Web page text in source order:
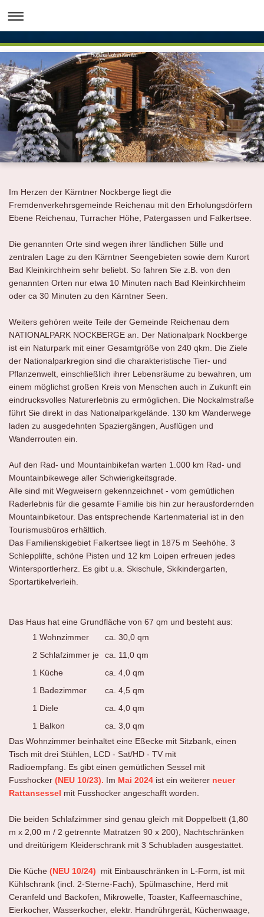
Hüttenurlaub in Kärnten
Im Herzen der Kärntner Nockberge liegt die
Fremdenverkehrsgemeinde Reichenau mit den Erholungsdörfern
Ebene Reichenau, Turracher Höhe, Patergassen und Falkertsee.
Die genannten Orte sind wegen ihrer ländlichen Stille und
zentralen Lage zu den Kärntner Seengebieten sowie dem Kurort
Bad Kleinkirchheim sehr beliebt. So fahren Sie z.B. von den
genannten Orten nur etwa 10 Minuten nach Bad Kleinkirchheim
oder ca 30 Minuten zu den Kärntner Seen.
Weiters gehören weite Teile der Gemeinde Reichenau dem
NATIONALPARK NOCKBERGE an. Der Nationalpark Nockberge
ist ein Naturpark mit einer Gesamtgröße von 240 qkm. Die Ziele
der Nationalparkregion sind die charakteristische Tier- und
Pflanzenwelt, einschließlich ihrer Lebensräume zu bewahren, um
einem möglichst großen Kreis von Menschen auch in Zukunft ein
eindrucksvolles Naturerlebnis zu ermöglichen. Die Nockalmstraße
führt Sie direkt in das Nationalparkgelände. 130 km Wanderwege
laden zu ausgedehnten Spaziergängen, Ausflügen und
Wanderrouten ein.
Auf den Rad- und Mountainbikefan warten 1.000 km Rad- und
Mountainbikewege aller Schwierigkeitsgrade.
Alle sind mit Wegweisern gekennzeichnet - vom gemütlichen
Raderlebnis für die gesamte Familie bis hin zur herausfordernden
Mountainbiketour. Das entsprechende Kartenmaterial ist in den
Tourismusbüros erhältlich.
Das Familienskigebiet Falkertsee liegt in 1875 m Seehöhe. 3
Schlepplifte, schöne Pisten und 12 km Loipen erfreuen jedes
Wintersportlerherz. Es gibt u.a. Skischule, Skikindergarten,
Sportartikelverleih.
Das Haus hat eine Grundfläche von 67 qm und besteht aus:
1 Wohnzimmer
ca. 30,0 qm
2 Schlafzimmer je
ca. 11,0 qm
1 Küche
ca. 4,0 qm
1 Badezimmer
ca. 4,5 qm
1 Diele
ca. 4,0 qm
1 Balkon
ca. 3,0 qm
Das Wohnzimmer beinhaltet eine Eßecke mit Sitzbank, einen
Tisch mit drei Stühlen, LCD - Sat/HD - TV mit
Radioempfang. Es gibt einen gemütlichen Sessel mit
Fusshocker (NEU 10/23). Im Mai 2024 ist ein weiterer neuer
Rattansessel mit Fusshocker angeschafft worden
Die beiden Schlafzimmer sind genau gleich mit Doppelbett (1,80
m x 2,00 m / 2 getrennte Matratzen 90 x 200), Nachtschränken
und dreitürigem Kleiderschrank mit 3 Schubladen ausgestattet.
Die Küche (NEU 10/24)
mit Einbauschränken in L-Form, ist mit
Kühlschrank (incl. 2-Sterne-Fach), Spülmaschine, Herd mit
Ceranfeld und Backofen, Mikrowelle, Toaster, Kaffeemaschine,
Eierkocher, Wasserkocher, elektr. Handrührgerät, Küchenwaage,